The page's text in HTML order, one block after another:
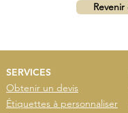
SERVICES
Obtenir un devis
Étiquettes à personnaliser